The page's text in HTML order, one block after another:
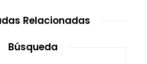
Relacionadas
Búsqueda